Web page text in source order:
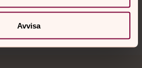
Avvisa